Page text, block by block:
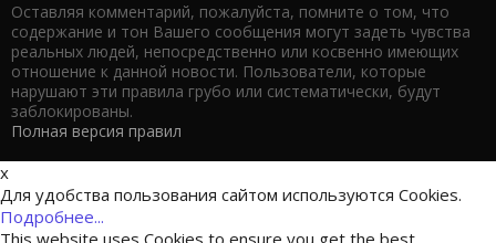
Оставляя комментарий, пожалуйста, помните о том, что
содержание и тон Вашего сообщения могут задеть чувства
реальных людей, непосредственно или косвенно имеющих
отношение к данной новости. Пользователи, которые
нарушают эти правила грубо или систематически, будут
заблокированы.
Полная версия правил
x
Для удобства пользования сайтом используются Cookies.
Подробнее...